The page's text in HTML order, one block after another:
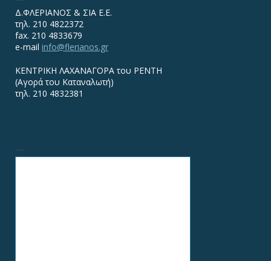
Δ.ΦΛΕΡΙΑΝΟΣ & ΣΙΑ Ε.Ε.
τηλ. 210 4822372
fax. 210 4833679
e-mail info@flerianos.gr
ΚΕΝΤΡΙΚΗ ΛΑΧΑΝΑΓΟΡΑ του ΡΕΝΤΗ
(Αγορά του Καταναλωτή)
τηλ. 210 4832381